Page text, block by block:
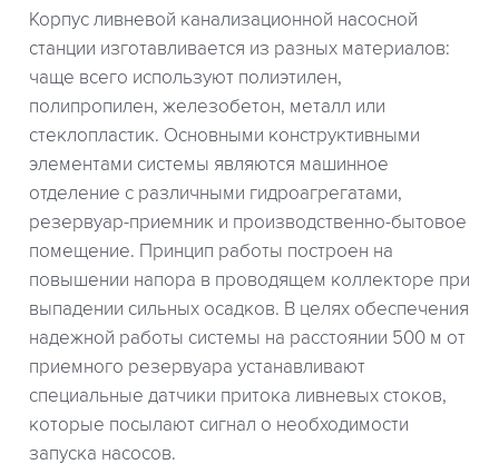
Корпус ливневой канализационной насосной
станции изготавливается из разных материалов:
чаще всего используют полиэтилен,
полипропилен, железобетон, металл или
стеклопластик. Основными конструктивными
элементами системы являются машинное
отделение с различными гидроагрегатами,
резервуар-приемник и производственно-бытовое
помещение. Принцип работы построен на
повышении напора в проводящем коллекторе при
выпадении сильных осадков. В целях обеспечения
надежной работы системы на расстоянии 500 м от
приемного резервуара устанавливают
специальные датчики притока ливневых стоков,
которые посылают сигнал о необходимости
запуска насосов.